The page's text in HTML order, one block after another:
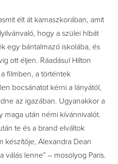
élt át kamaszkorában, amit
hogy a szülei hibát
egy bántalmazó iskolába, és
ott éljen. Ráadásul Hilton
filmben, a történtek
bocsánatot kérni a lányától,
az igazában. Ugyanakkor a
maga után némi kívánnivalót.
te és a brand elváltok
készítője, Alexandra Dean
válás lenne” – mosolyog Paris.